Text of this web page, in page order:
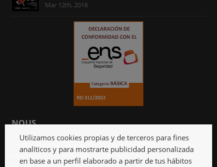
Mar 12th, 2018
NOUS
Constructions Métalliques Cercasa depuis 1969 offrant des services
de serrurerie à Tenerife, tels que des structures métalliques, des
Utilizamos cookies propias y de terceros para fines
analíticos y para mostrarte publicidad personalizada
en base a un perfil elaborado a partir de tus hábitos